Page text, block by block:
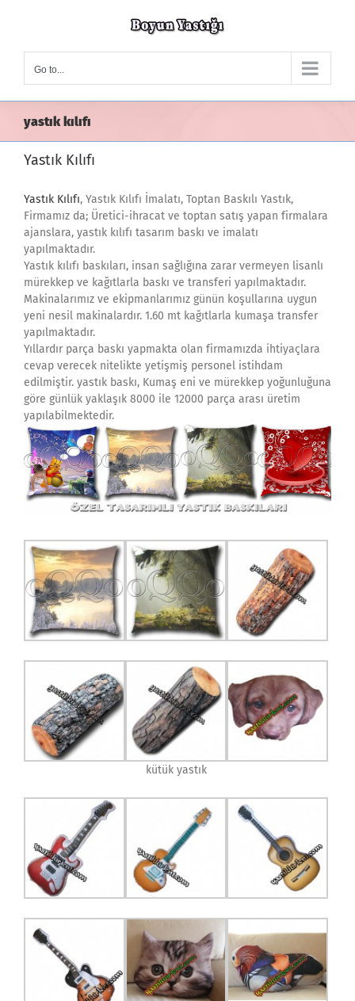
Go to...
yastık kılıfı
Yastık Kılıfı
Yastık Kılıfı, Yastık Kılıfı İmalatı, Toptan Baskılı Yastık,
Firmamız da; Üretici-ihracat ve toptan satış yapan firmalara
ajanslara, yastık kılıfı tasarım baskı ve imalatı
yapılmaktadır.
Yastık kılıfı baskıları, insan sağlığına zarar vermeyen lisanlı
mürekkep ve kağıtlarla baskı ve transferi yapılmaktadır.
Makinalarımız ve ekipmanlarımız günün koşullarına uygun
yeni nesil makinalardır. 1.60 mt kağıtlarla kumaşa transfer
yapılmaktadır.
Yıllardır parça baskı yapmakta olan firmamızda ihtiyaçlara
cevap verecek nitelikte yetişmiş personel istihdam
edilmiştir. yastık baskı, Kumaş eni ve mürekkep yoğunluğuna
göre günlük yaklaşık 8000 ile 12000 parça arası üretim
yapılabilmektedir.
kütük yastık